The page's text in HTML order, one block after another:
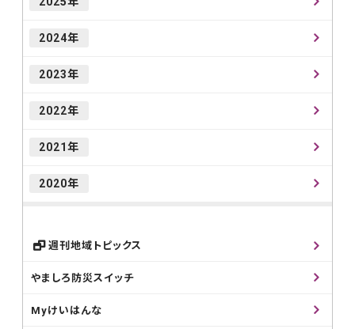
2024年
2023年
2022年
2021年
2020年
週刊地域トピックス
やましろ防災スイッチ
Myけいはんな